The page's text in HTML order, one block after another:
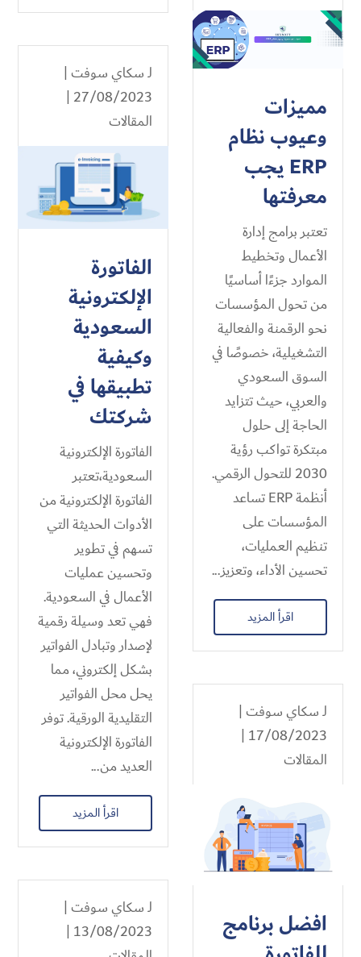
مميزات
وعيوب نظام
ERP يجب
معرفتها
تعتبر برامج إدارة
الأعمال وتخطيط
الموارد جزءًا أساسيًا
من تحول المؤسسات
نحو الرقمنة والفعالية
التشغيلية، خصوصًا في
السوق السعودي
والعربي، حيث تتزايد
الحاجة إلى حلول
مبتكرة تواكب رؤية
2030 للتحول الرقمي.
أنظمة ERP تساعد
المؤسسات على
تنظيم العمليات،
تحسين الأداء، وتعزيز...
اقرأ المزيد
لـسكاي سوفت |
27/08/2023 |
المقالات
الفاتورة
الإلكترونية
السعودية
وكيفية
تطبيقها في
شركتك
الفاتورة الإلكترونية
السعودية،تعتبر
الفاتورة الإلكترونية من
الأدوات الحديثة التي
تسهم في تطوير
وتحسين عمليات
الأعمال في السعودية.
فهي تعد وسيلة رقمية
لإصدار وتبادل الفواتير
بشكل إلكتروني، مما
يحل محل الفواتير
التقليدية الورقية. توفر
الفاتورة الإلكترونية
العديد من...
اقرأ المزيد
لـسكاي سوفت |
17/08/2023 |
المقالات
افضل برنامج
لـسكاي سوفت |
13/08/2023 |